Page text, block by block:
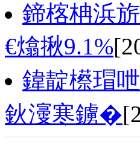
鍗楁柟浜
€熻揪9.1%
鍏靛櫒瑁
鈥濅寒鐪�